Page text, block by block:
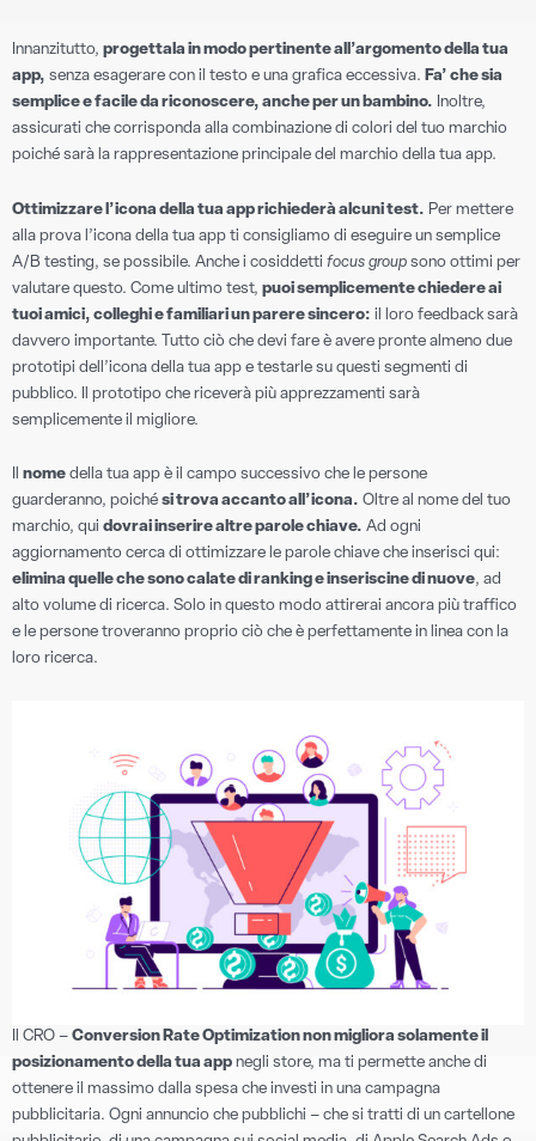
Innanzitutto, progettala in modo pertinente all’argomento della tua
app, senza esagerare con il testo e una grafica eccessiva. Fa’ che sia
semplice e facile da riconoscere, anche per un bambino. Inoltre,
assicurati che corrisponda alla combinazione di colori del tuo marchio
poiché sarà la rappresentazione principale del marchio della tua app.
Ottimizzare l’icona della tua app richiederà alcuni test. Per mettere
alla prova l’icona della tua app ti consigliamo di eseguire un semplice
A/B testing, se possibile. Anche i cosiddetti focus group sono ottimi per
valutare questo. Come ultimo test, puoi semplicemente chiedere ai
tuoi amici, colleghi e familiari un parere sincero: il loro feedback sarà
davvero importante. Tutto ciò che devi fare è avere pronte almeno due
prototipi dell’icona della tua app e testarle su questi segmenti di
pubblico. Il prototipo che riceverà più apprezzamenti sarà
semplicemente il migliore.
nome della tua app è il campo successivo che le persone
guarderanno, poiché si trova accanto all’icona. Oltre al nome del tuo
marchio, qui dovrai inserire altre parole chiave. Ad ogni
aggiornamento cerca di ottimizzare le parole chiave che inserisci qui:
elimina quelle che sono calate di ranking e inseriscine di nuove, ad
alto volume di ricerca. Solo in questo modo attirerai ancora più traffico
e le persone troveranno proprio ciò che è perfettamente in linea con la
loro ricerca.
Il CRO – Conversion Rate Optimization non migliora solamente il
posizionamento della tua app negli store, ma ti permette anche di
ottenere il massimo dalla spesa che investi in una campagna
pubblicitaria. Ogni annuncio che pubblichi – che si tratti di un cartellone